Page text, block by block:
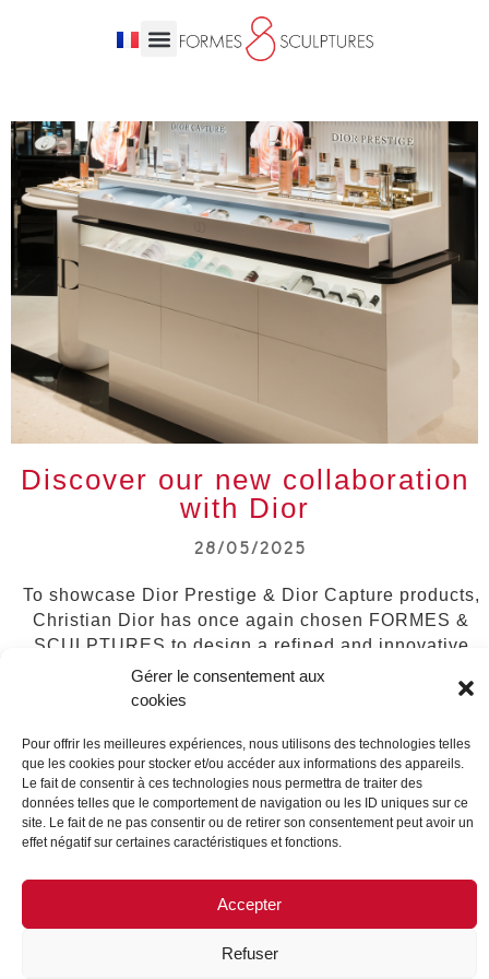
Gérer le consentement aux
cookies
Pour offrir les meilleures expériences, nous utilisons des technologies telles
que les cookies pour stocker et/ou accéder aux informations des appareils.
Le fait de consentir à ces technologies nous permettra de traiter des
données telles que le comportement de navigation ou les ID uniques sur ce
site. Le fait de ne pas consentir ou de retirer son consentement peut avoir un
effet négatif sur certaines caractéristiques et fonctions.
Accepter
Refuser
Discover our new collaboration
with Dior
28/05/2025
To showcase Dior Prestige & Dior Capture products,
Christian Dior has once again chosen FORMES &
SCULPTURES to design a refined and innovative
skincare bar.
This piece, which can be found in Dior boutiques
around the world, is made of metal and pleated
pediments that adorn the alabaster-inspired
ensemble.
A big thank you to Christian Dior for their trust, as well
as to our teams in Paris & FS Install for the
installation in Île-de-France.
CONTACT US